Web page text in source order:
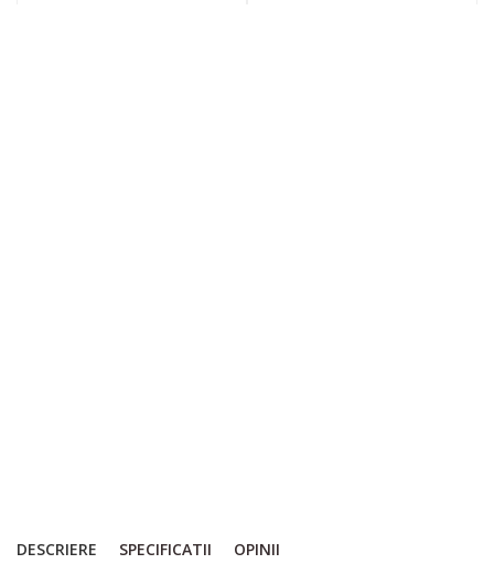
DESCRIERE SPECIFICATII OPINII